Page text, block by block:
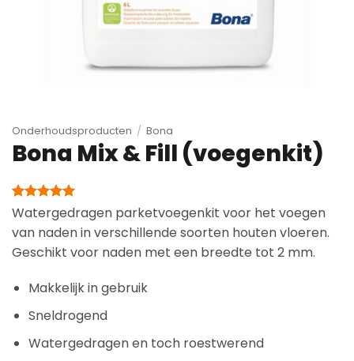
Onderhoudsproducten / Bona
Bona Mix & Fill (voegenkit)
Gewaardeerd
5 op 5
gebaseerd
op
2
klantbeoordelingen
Watergedragen parketvoegenkit voor het voegen
van naden in verschillende soorten houten vloeren.
Geschikt voor naden met een breedte tot 2 mm.
Makkelijk in gebruik
Sneldrogend
Watergedragen en toch roestwerend